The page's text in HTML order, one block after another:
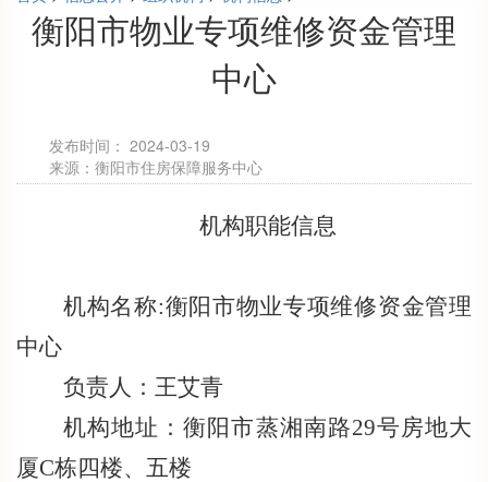
衡阳市物业专项维修资金管理
中心
发布时间： 2024-03-19
来源：衡阳市住房保障服务中心
机构职能信息
机构名称:衡阳市物业专项维修资金管理
中心
负责人：王艾青
机构地址：衡阳市蒸湘南路29号房地大
厦C栋四楼、五楼